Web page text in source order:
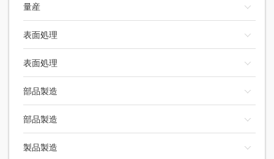
量産
表面処理
表面処理
部品製造
部品製造
製品製造